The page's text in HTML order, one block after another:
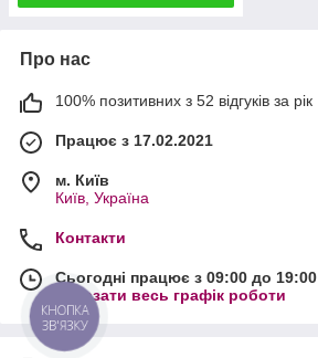
Про нас
100% позитивних з 52 відгуків за рік
Працює з 17.02.2021
м. Київ
Київ, Україна
Контакти
Сьогодні працює з 09:00 до 19:00
Показати весь графік роботи
КНОПКА
ЗВ'ЯЗКУ